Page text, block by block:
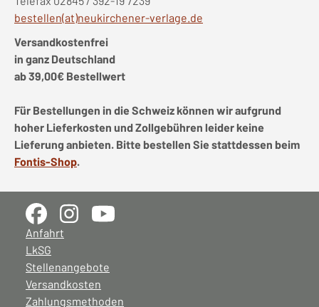
bestellen(at)neukirchener-verlage.de
Versandkostenfrei
in ganz Deutschland
ab 39,00€ Bestellwert
Für Bestellungen in die Schweiz können wir aufgrund
hoher Lieferkosten und Zollgebühren leider keine
Lieferung anbieten. Bitte bestellen Sie stattdessen beim
Fontis-Shop.
Anfahrt
LkSG
Stellenangebote
Versandkosten
Zahlungsmethoden